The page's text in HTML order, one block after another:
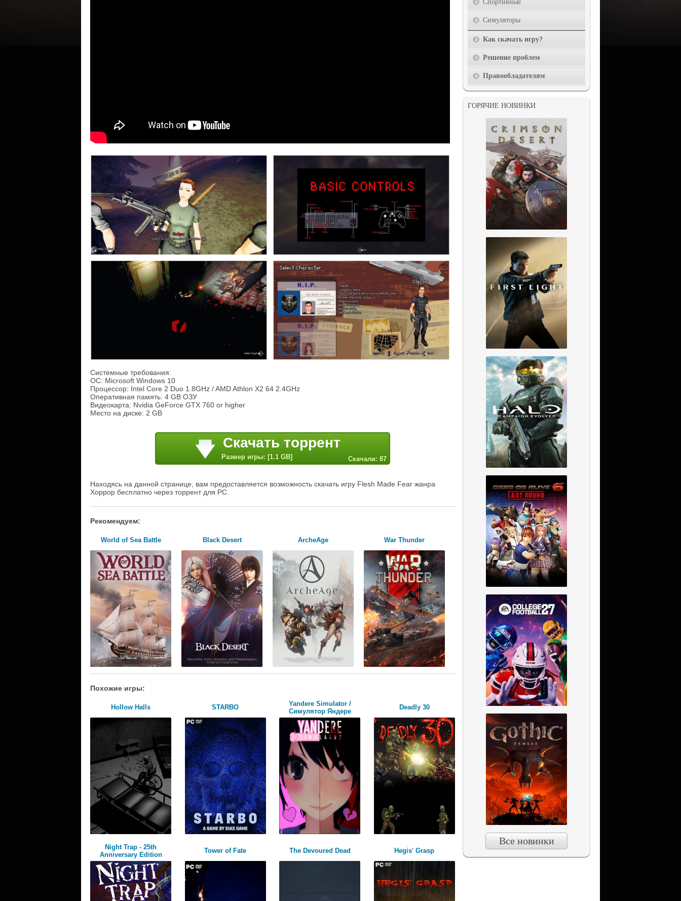
Системные требования:
ОС: Microsoft Windows 10
Процессор: Intel Core 2 Duo 1.8GHz / AMD Athlon X2 64 2.4GHz
Оперативная память: 4 GB ОЗУ
Видеокарта: Nvidia GeForce GTX 760 or higher
Место на диске: 2 GB
Скачать торрент
Размер игры: [1.1 GB] Скачали: 87
Находясь на данной странице, вам предоставляется возможность скачать игру Flesh Made Fear жанра
Хоррор бесплатно через торрент для PC.
Рекомендуем:
World of Sea Battle Black Desert ArcheAge War Thunder
Похожие игры:
Hollow Halls STARBO
Yandere Simulator /
Симулятор Яндере
Deadly 30
Night Trap - 25th
Anniversary Edition
Tower of Fate The Devoured Dead Hegis' Grasp
Спортивные
Симуляторы
Как скачать игру?
Решение проблем
Правообладателям
ГОРЯЧИЕ НОВИНКИ
Все новинки